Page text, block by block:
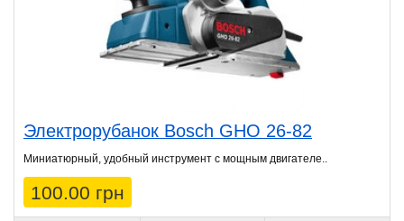
Электрорубанок Bosch GHO 26-82
Миниатюрный, удобный инструмент с мощным двигателе..
100.00 грн